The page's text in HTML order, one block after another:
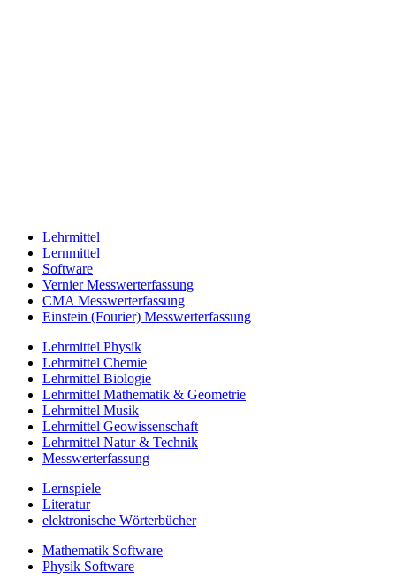
Lehrmittel
Lernmittel
Software
Vernier Messwerterfassung
CMA Messwerterfassung
Einstein (Fourier) Messwerterfassung
Lehrmittel Physik
Lehrmittel Chemie
Lehrmittel Biologie
Lehrmittel Mathematik & Geometrie
Lehrmittel Musik
Lehrmittel Geowissenschaft
Lehrmittel Natur & Technik
Messwerterfassung
Lernspiele
Literatur
elektronische Wörterbücher
Mathematik Software
Physik Software